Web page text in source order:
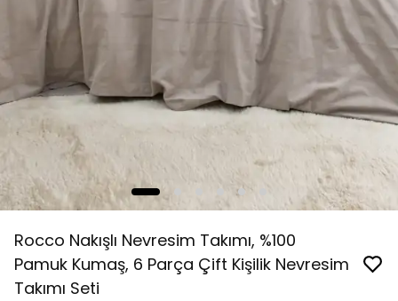
Rocco Nakışlı Nevresim Takımı, %100
Pamuk Kumaş, 6 Parça Çift Kişilik Nevresim
Takımı Seti